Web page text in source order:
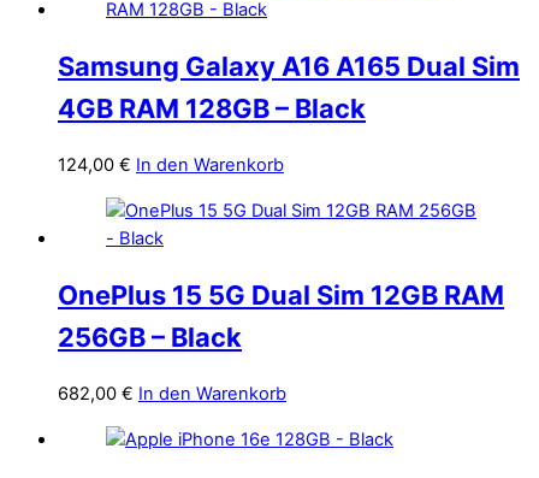
Samsung Galaxy A16 A165 Dual Sim
4GB RAM 128GB – Black
124,00 € In den Warenkorb
OnePlus 15 5G Dual Sim 12GB RAM
256GB – Black
682,00 € In den Warenkorb